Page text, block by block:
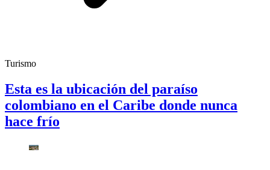
Turismo
Esta es la ubicación del paraíso
colombiano en el Caribe donde nunca
hace frío